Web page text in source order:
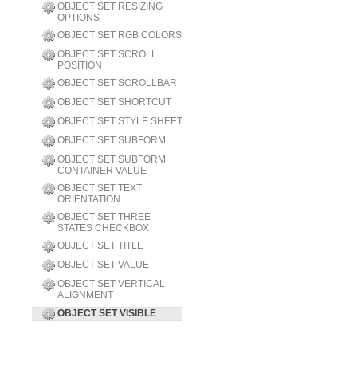
OBJECT SET RESIZING
OPTIONS
OBJECT SET RGB COLORS
OBJECT SET SCROLL
POSITION
OBJECT SET SCROLLBAR
OBJECT SET SHORTCUT
OBJECT SET STYLE SHEET
OBJECT SET SUBFORM
OBJECT SET SUBFORM
CONTAINER VALUE
OBJECT SET TEXT
ORIENTATION
OBJECT SET THREE
STATES CHECKBOX
OBJECT SET TITLE
OBJECT SET VALUE
OBJECT SET VERTICAL
ALIGNMENT
OBJECT SET VISIBLE